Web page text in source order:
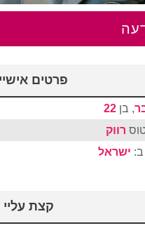
פרטים
, בן 22
רווק
ב: ישראל
קצת עליי